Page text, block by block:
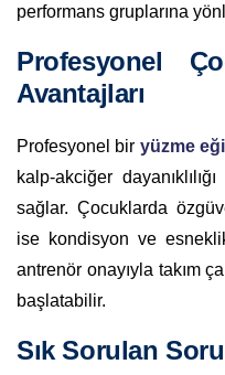
performans gruplarına
Profesyonel
Avantajları
Profesyonel bir yüzme
kalp-akciğer
sağlar. Çocuklarda
ise kondisyon ve
antrenör onayıyla takım
başlatabilir.
Sık Sorulan